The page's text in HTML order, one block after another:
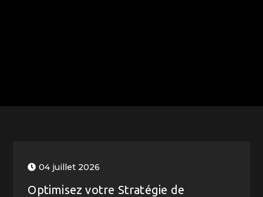
04 juillet 2026
Optimisez votre Stratégie de